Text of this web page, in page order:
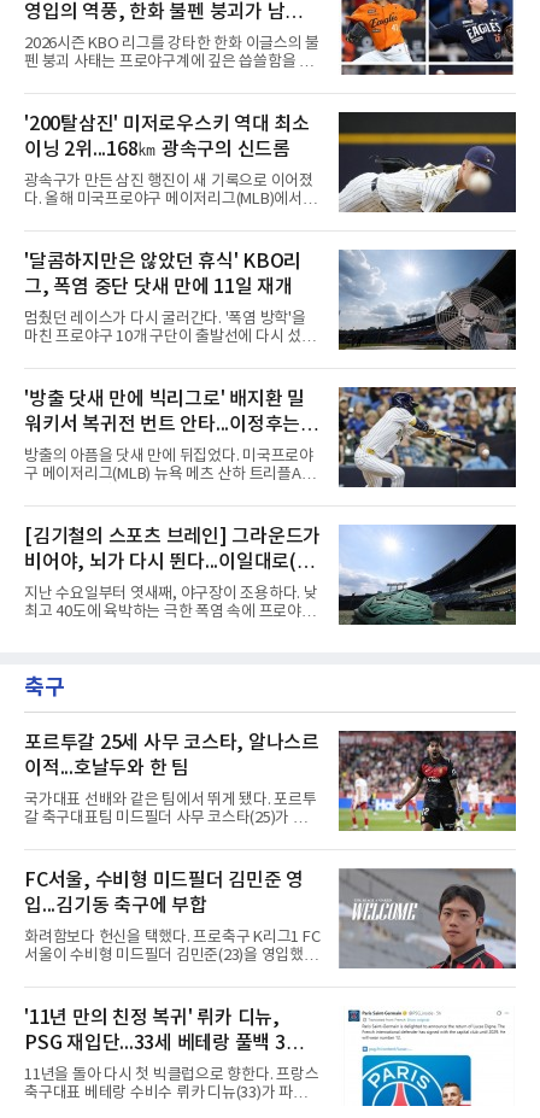
영입의 역풍, 한화 불펜 붕괴가 남긴
뼈아픈 교훈...김범수, 한승혁, 김서
현, 정우주, 어디에?
2026시즌 KBO 리그를 강타한 한화 이글스의 불
펜 붕괴 사태는 프로야구계에 깊은 씁쓸함을 남
색하게 만들 만큼, 마운드의 핵심 기둥들이 무더
기로 흔들리거나 팀을 떠났다. 화려한 타선 보강
뒤에 가려져 있던 투수진의 민낯이 고스란히 드
러난 셈이다.이번 참사의 도화선은 헐거워진 마
운드 뎁스 그 자체였다. 지난 스토브리그에서 한
화는 최대 100억 원을 투자해 거물 타자 강백호
를 전격 영입하며 타선의 파괴력을 극대화했다.
적으로 FA 자격으로 팀을 떠난 김범수는 KIA 타
이거즈로 유니폼을 갈아입
'200탈삼진' 미저로우스키 역대 최소
이닝 2위...168㎞ 광속구의 신드롬
광속구가 만든 삼진 행진이 새 기록으로 이어졌
다. 올해 미국프로야구 메이저리그(MLB)에서 시
완 제이컵 미저로우스키(밀워키 브루어스)가 역
대 최소 이닝 시즌 200탈삼진 2위 기록을 세웠
다.미저로우스키는 10일(한국시간) 미국 위스콘
신주 밀워키 아메리칸패밀리필드에서 열린 미네
소타 트윈스전에 선발로 나서 6이닝 9탈삼진 3
실점을 기록했다. 3회 첫 타자 앨런 로든을 헛스
윙 삼진으로 처리하며 시즌 200번째 삼진을 잡
닝 신기록을 세웠다. MLB닷컴이 엘리어스 스포
츠뷰로 자료를 인용해 소개한 바에
'달콤하지만은 않았던 휴식' KBO리
그, 폭염 중단 닷새 만에 11일 재개
멈췄던 레이스가 다시 굴러간다. '폭염 방학'을
마친 프로야구 10개 구단이 출발선에 다시 섰다.
SOL KBO리그는 11일 전국 5개 구장 경기를 시
작으로 일정을 이어간다. 국제종합대회 대표 파
견을 제외하면 정규리그가 다른 사유로 멈춘 것
은 코로나19 집단 감염을 겪은 2021년 7월 이후
5년 만이자 역대 두 번째다. KBO 사무국은 더위
가 최고조에 이른 5∼9일 25경기를 전면 취소하
고 9월 이후 일정을 다시 편성해 치르기로 했다.
시면 경기 시간은 예전으로 돌아갈 수 있다.선수
들에게는 올해 세 번째 출발이
'방출 닷새 만에 빅리그로' 배지환 밀
워키서 복귀전 번트 안타...이정후는
타율 2할대로
방출의 아픔을 닷새 만에 뒤집었다. 미국프로야
구 메이저리그(MLB) 뉴욕 메츠 산하 트리플A에
스 이적과 동시에 빅리그에 복귀했다.배지환은
10일(한국시간) 미국 위스콘신주 밀워키 아메리
칸패밀리필드에서 열린 미네소타 트윈스전에 밀
워키 유니폼을 입고 나섰다. 구단은 이날 마이너
리그 계약한 배지환을 26인 로스터에 올렸다고
발표했다.복귀 무대에서 결과도 나왔다. 3-3으
로 맞선 7회초 2루 대수비로 들어간 그는 7회말
연속 빅리그를 누볐던 그의 올 시즌 첫 안타였다.
9회말 무사 1루에서도 보내
[김기철의 스포츠 브레인] 그라운드가
비어야, 뇌가 다시 뛴다...이일대로(以
逸待勞)의 지혜
지난 수요일부터 엿새째, 야구장이 조용하다. 낮
최고 40도에 육박하는 극한 폭염 속에 프로야구
다. 문밖을 나서면 거리는 사우나 한증막이고 10
여 분 걷기도 힘들고 머리도 멍해지는 날이 계속
지금 이 침묵은 승리도 패배도 아닌 다른 질문을
던진다. 왜 뛰지 않는 쪽이 오히려 더 똑똑한 선
택일 수 있을까.우리 뇌 깊숙한 곳, 뇌간 바로 위
에는 체온을 24시간 감시하는 자동 온도조절기
가 있다. 시상하부라는 이 작은 기관은 혈액 온도
가 0.5도만
축구
포르투갈 25세 사무 코스타, 알나스르
이적...호날두와 한 팀
국가대표 선배와 같은 팀에서 뛰게 됐다. 포르투
갈 축구대표팀 미드필더 사무 코스타(25)가 사
스티아누 호날두와 함께한다.사우디 프로리그
디펜딩 챔피언 알나스르는 9일(현지시간) 스페
인 라리가 마요르카에서 코스타를 영입했다고
발표했다. 구단은 사회관계망서비스(SNS)에 여
정이 시작된다며, 전투에서 승리한 기사가 갑옷
을 벗자 팀 유니폼을 입은 코스타가 나타나는 영
상을 함께 올렸다. 마요르카도 이적 합의를 알리
서 프로에 데뷔한 2000년생 수비형 미드필더인
그는 UD 알메리아(스페인)를 거
FC서울, 수비형 미드필더 김민준 영
입...김기동 축구에 부합
화려함보다 헌신을 택했다. 프로축구 K리그1 FC
서울이 수비형 미드필더 김민준(23)을 영입했다
은 대학 무대를 지나 최근 K4리그 서산 파이오니
아FC에서 뛰었다. 180㎝의 신장을 갖춘 그에 대
해 서울 구단은 활동량과 기동력, 중원에서 공수
균형을 잡아주는 플레이가 강점이라고 설명했
다.영입 배경은 감독의 축구 색깔과 맞닿아 있다.
서울은 화려하지 않아도 끊임없이 움직이며 팀
에 헌신하는 김민준의 플레이를 높이 샀다. 많은
'11년 만의 친정 복귀' 뤼카 디뉴,
PSG 재입단...33세 베테랑 풀백 3년
계약
11년을 돌아 다시 첫 빅클럽으로 향한다. 프랑스
축구대표 베테랑 수비수 뤼카 디뉴(33)가 파리